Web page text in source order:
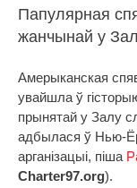
Папулярная
жанчынай у
Амерыканская
увайшла ў
прынятай у Залу
адбылася ў Нью-
арганізацыі, піша
Charter97.org).